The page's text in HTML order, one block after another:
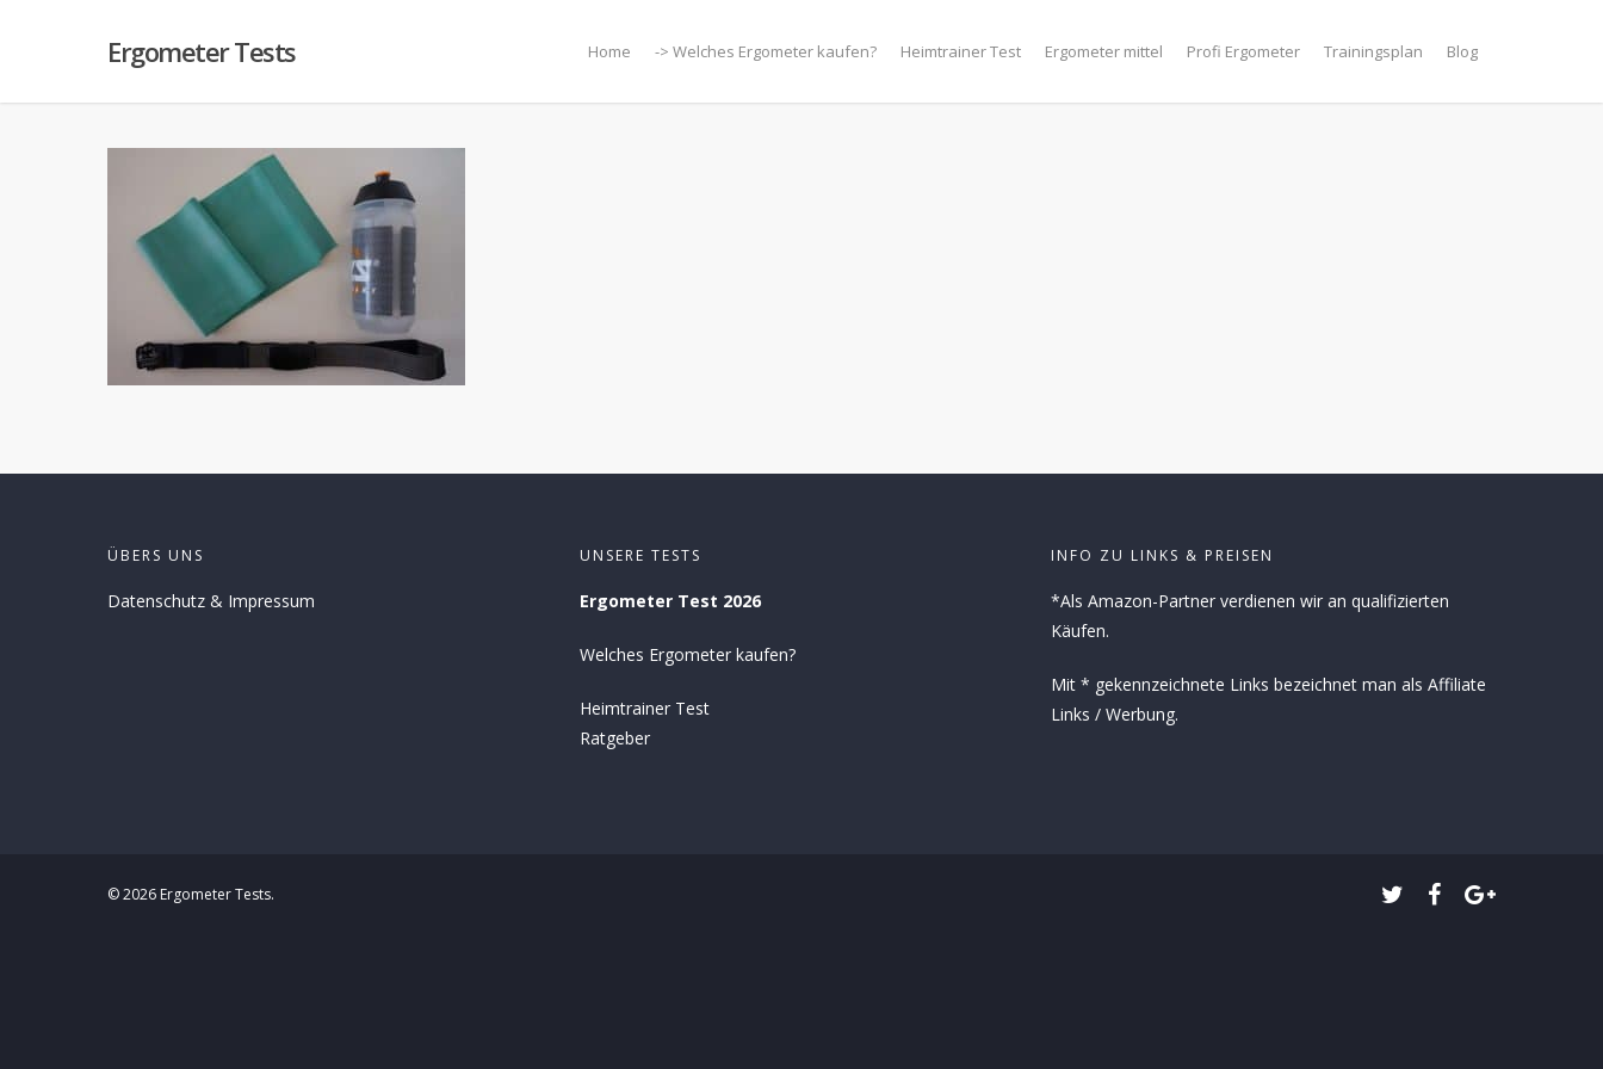
Ergometer Tests Home -> Welches Ergometer kaufen? Heimtrainer Test Ergometer mittel Profi Ergometer Trainingsplan Blog
ÜBERS UNS
Datenschutz & Impressum
UNSERE TESTS
Ergometer Test 2026
Welches Ergometer kaufen?
Heimtrainer Test
Ratgeber
INFO ZU LINKS & PREISEN
*Als Amazon-Partner verdienen wir an qualifizierten
Käufen.
Mit * gekennzeichnete Links bezeichnet man als Affiliate
Links / Werbung.
© 2026 Ergometer Tests.